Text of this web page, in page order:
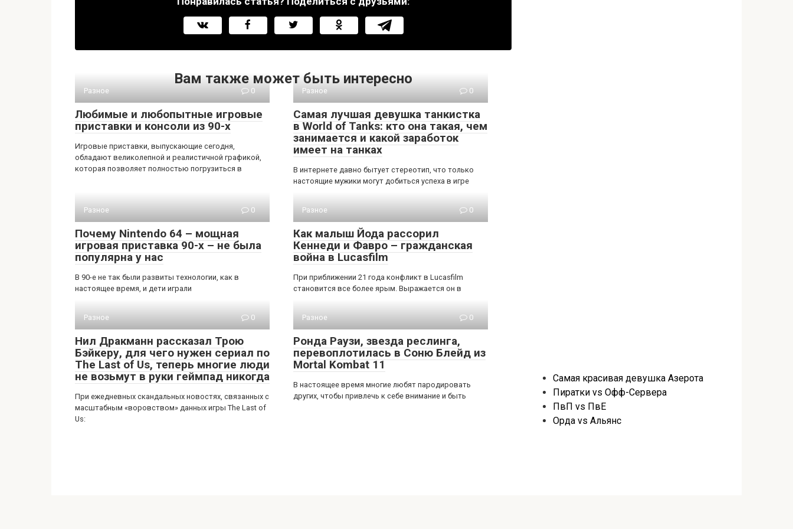
Вам также может быть интересно
Разное 0
Любимые и любопытные игровые
приставки и консоли из 90-х
Игровые приставки, выпускающие сегодня,
обладают великолепной и реалистичной графикой,
которая позволяет полностью погрузиться в
Разное 0
Самая лучшая девушка танкистка
в World of Tanks: кто она такая, чем
занимается и какой заработок
имеет на танках
В интернете давно бытует стереотип, что только
настоящие мужики могут добиться успеха в игре
Разное 0
Почему Nintendo 64 – мощная
игровая приставка 90-х – не была
популярна у нас
В 90-е не так были развиты технологии, как в
настоящее время, и дети играли
Разное 0
Как малыш Йода рассорил
Кеннеди и Фавро – гражданская
война в Lucasfilm
При приближении 21 года конфликт в Lucasfilm
становится все более ярым. Выражается он в
Разное 0
Нил Дракманн рассказал Трою
Бэйкеру, для чего нужен сериал по
The Last of Us, теперь многие люди
не возьмут в руки геймпад никогда
При ежедневных скандальных новостях, связанных с
масштабным «воровством» данных игры The Last of
Us:
Разное 0
Ронда Раузи, звезда реслинга,
перевоплотилась в Соню Блейд из
Mortal Kombat 11
В настоящее время многие любят пародировать
других, чтобы привлечь к себе внимание и быть
Самая красивая девушка Азерота
Пиратки vs Офф-Сервера
ПвП vs ПвЕ
Орда vs Альянс